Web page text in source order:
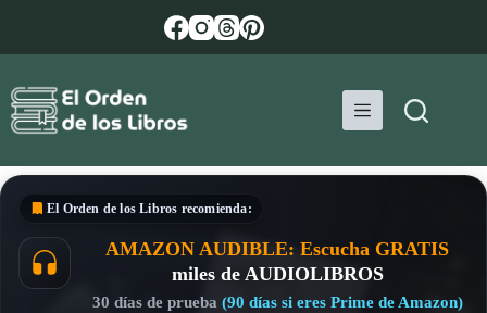
El Orden de los Libros recomienda:
AMAZON AUDIBLE: Escucha GRATIS
miles de AUDIOLIBROS
30 días de prueba (90 días si eres Prime de Amazon)